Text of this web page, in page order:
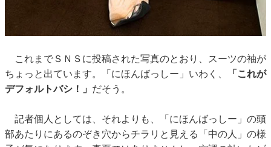
これまでＳＮＳに投稿された写真のとおり、スーツの袖が
ちょっと出ています。「にほんばっしー」いわく、
「これが
デフォルトバシ！」 だそう。
記者個人としては、それよりも、「にほんばっしー」の頭
部あたりにあるのぞき穴からチラリと見える「中の人」の様